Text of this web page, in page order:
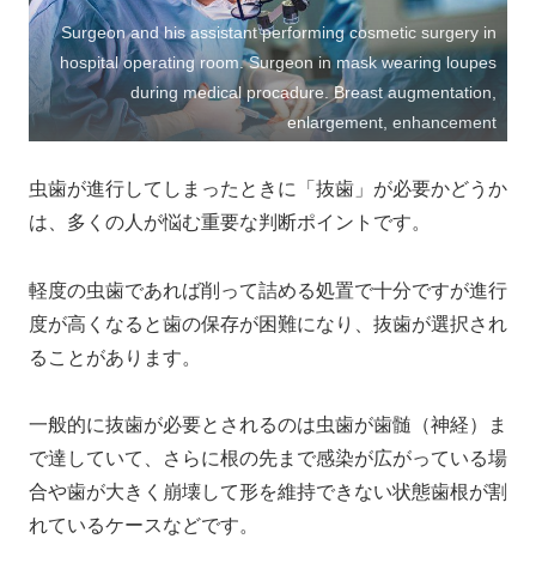
Surgeon and his assistant performing cosmetic surgery in
hospital operating room. Surgeon in mask wearing loupes
during medical procadure. Breast augmentation,
enlargement, enhancement
虫歯が進行してしまったときに「抜歯」が必要かどうか
は、多くの人が悩む重要な判断ポイントです。
軽度の虫歯であれば削って詰める処置で十分ですが進行
度が高くなると歯の保存が困難になり、抜歯が選択され
ることがあります。
一般的に抜歯が必要とされるのは虫歯が歯髄（神経）ま
で達していて、さらに根の先まで感染が広がっている場
合や歯が大きく崩壊して形を維持できない状態歯根が割
れているケースなどです。